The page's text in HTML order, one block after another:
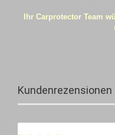
Ihr Carprotector Team
Kundenrezensionen